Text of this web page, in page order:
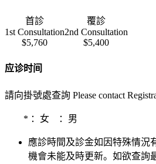
首診
1st Consultation
覆診
2nd Consultation
$5,760
$5,400
应诊时间
請向掛號處查詢 Please contact
* ：女 ：男
應診時間及診金如因特殊情況
機會未能及時更新。如欲查詢